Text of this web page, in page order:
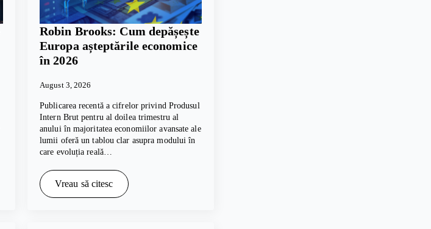
Robin Brooks: Cum depășește
Europa așteptările economice
în 2026
August 3, 2026
Publicarea recentă a cifrelor privind Produsul
Intern Brut pentru al doilea trimestru al
anului în majoritatea economiilor avansate ale
lumii oferă un tablou clar asupra modului în
care evoluția reală…
Vreau să citesc